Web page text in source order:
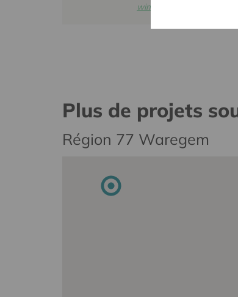
wim.ingels@cera.coop
Plus de projets
Région 77 Waregem